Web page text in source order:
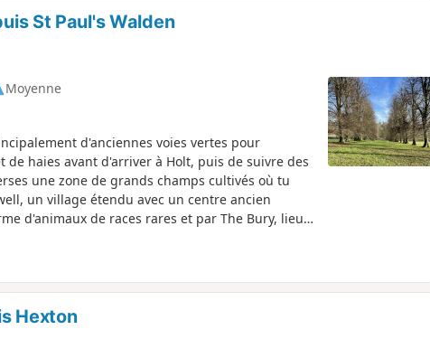
St Paul's Walden
Moyenne
d'anciennes voies vertes pour
haies avant d'arriver à Holt, puis de suivre des
une zone de grands champs cultivés où tu
un village étendu avec un centre ancien
d'animaux de races rares et par The Bury, lieu
Hexton